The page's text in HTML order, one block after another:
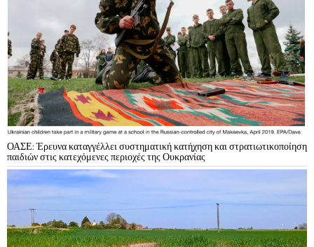
ΟΑΣΕ: Έρευνα καταγγέλλει συστηματική κατήχηση και στρατιωτικοποίηση
παιδιών στις κατεχόμενες περιοχές της Ουκρανίας